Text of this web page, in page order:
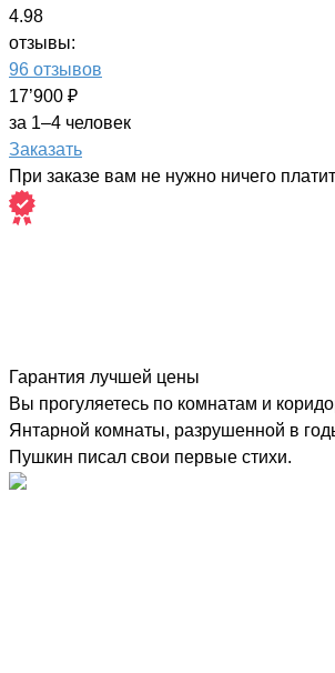
4.98
отзывы:
96 отзывов
17’900 ₽
за 1–4 человек
Заказать
При заказе вам не нужно ничего
Гарантия лучшей цены
Вы прогуляетесь по комнатам и
Янтарной комнаты, разрушенной в
Пушкин писал свои первые стихи.